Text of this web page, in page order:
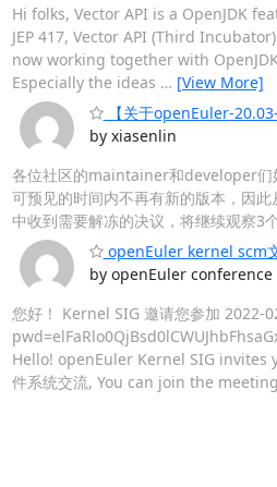
Hi folks, Vector API is a OpenJDK
JEP 417, Vector API (Third
now working together with
Especially the ideas … [View More]
【关于openEuler-20.03-
by xiasenlin
各位社区的maintainer和developer们
可预见的时间内不再有新的版本，因
中收到需要解冻的决议，将继续观察
openEuler kernel scm
by openEuler conference
您好！ Kernel SIG 邀请您参加
Hello! openEuler Kernel SIG
件系统交流, You can join the